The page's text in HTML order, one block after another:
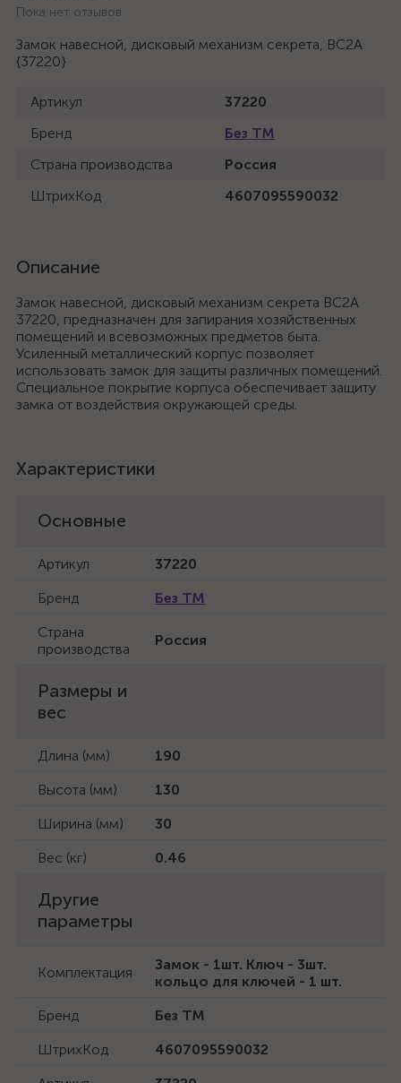
Пока нет отзывов
Замок навесной, дисковый механизм секрета, ВС2А
{37220}
Артикул
37220
Бренд
Без ТМ
Страна производства
Россия
ШтрихКод
4607095590032
Описание
Замок навесной, дисковый механизм секрета ВС2А
37220, предназначен для запирания хозяйственных
помещений и всевозможных предметов быта.
Усиленный металлический корпус позволяет
использовать замок для защиты различных помещений.
Специальное покрытие корпуса обеспечивает защиту
замка от воздействия окружающей среды.
Характеристики
Основные
Артикул
37220
Бренд
Без ТМ
Страна
производства
Россия
Размеры и
вес
Длина (мм)
190
Высота (мм)
130
Ширина (мм)
30
Вес (кг)
0.46
Другие
параметры
Комплектация
Замок - 1шт. Ключ - 3шт.
кольцо для ключей - 1 шт.
Бренд
Без ТМ
ШтрихКод
4607095590032